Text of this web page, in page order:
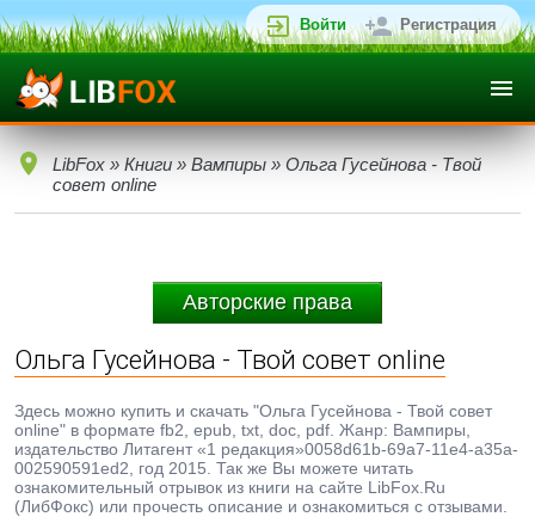
Войти Регистрация
LibFox » Книги » Вампиры » Ольга Гусейнова - Твой
совет online
Авторские права
Ольга Гусейнова - Твой совет online
Здесь можно купить и скачать "Ольга Гусейнова - Твой совет
online" в формате fb2, epub, txt, doc, pdf. Жанр: Вампиры,
издательство Литагент «1 редакция»0058d61b-69a7-11e4-a35a-
002590591ed2, год 2015. Так же Вы можете читать
ознакомительный отрывок из книги на сайте LibFox.Ru
(ЛибФокс) или прочесть описание и ознакомиться с отзывами.